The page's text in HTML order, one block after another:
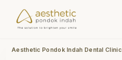
Aesthetic Pondok Indah Dental Clinic